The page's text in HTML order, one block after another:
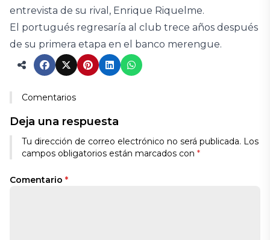
entrevista de su rival, Enrique Riquelme.
El portugués regresaría al club trece años después
de su primera etapa en el banco merengue.
Comentarios
Deja una respuesta
Tu dirección de correo electrónico no será publicada. Los
campos obligatorios están marcados con *
Comentario *